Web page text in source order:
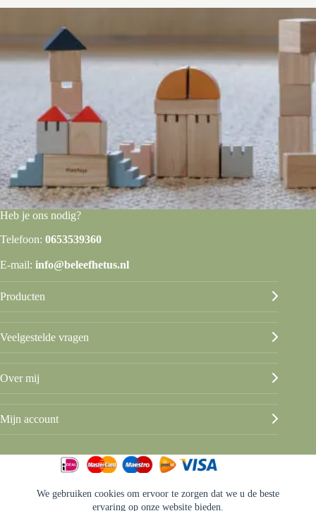
We gebruiken cookies om ervoor te zorgen dat we u de beste
ervaring op onze website bieden.
Heb je ons nodig?
Telefoon: 0653539360
E-mail: info@beleefhetus.nl
Producten
Veelgestelde vragen
Over mij
Mijn account
© Beleef het Us